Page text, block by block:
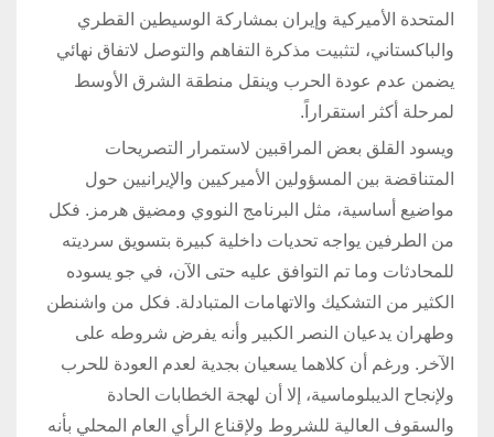
المتحدة الأميركية وإيران بمشاركة الوسيطين القطري
والباكستاني، لتثبيت مذكرة التفاهم والتوصل لاتفاق نهائي
يضمن عدم عودة الحرب وينقل منطقة الشرق الأوسط
لمرحلة أكثر استقراراً.
ويسود القلق بعض المراقبين لاستمرار التصريحات
المتناقضة بين المسؤولين الأميركيين والإيرانيين حول
مواضيع أساسية، مثل البرنامج النووي ومضيق هرمز. فكل
من الطرفين يواجه تحديات داخلية كبيرة بتسويق سرديته
للمحادثات وما تم التوافق عليه حتى الآن، في جو يسوده
الكثير من التشكيك والاتهامات المتبادلة. فكل من واشنطن
وطهران يدعيان النصر الكبير وأنه يفرض شروطه على
الآخر. ورغم أن كلاهما يسعيان بجدية لعدم العودة للحرب
ولإنجاح الديبلوماسية، إلا أن لهجة الخطابات الحادة
والسقوف العالية للشروط ولإقناع الرأي العام المحلي بأنه